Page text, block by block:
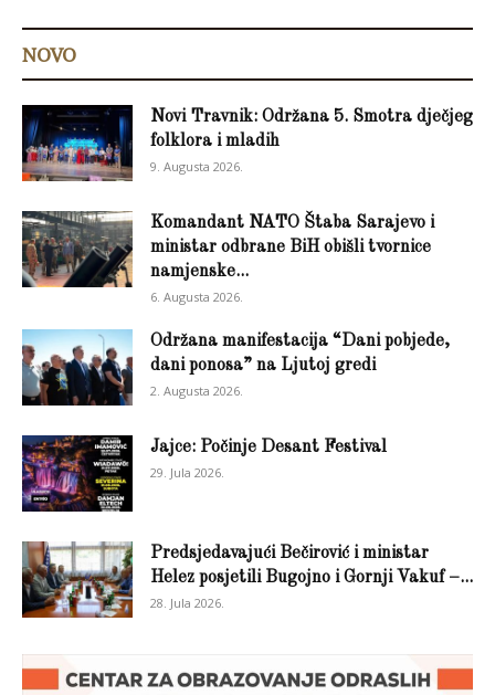
NOVO
Novi Travnik: Održana 5. Smotra dječjeg
folklora i mladih
9. Augusta 2026.
Komandant NATO Štaba Sarajevo i
ministar odbrane BiH obišli tvornice
namjenske...
6. Augusta 2026.
Održana manifestacija “Dani pobjede,
dani ponosa” na Ljutoj gredi
2. Augusta 2026.
Jajce: Počinje Desant Festival
29. Jula 2026.
Predsjedavajući Bečirović i ministar
Helez posjetili Bugojno i Gornji Vakuf –...
28. Jula 2026.